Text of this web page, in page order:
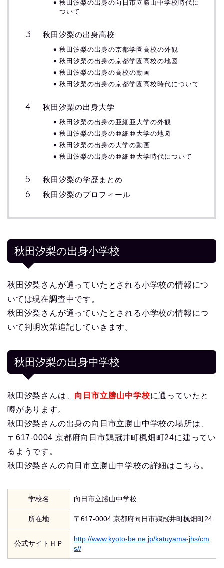
秋田汐梨の出身の向日市立勝山中学校時代に
ついて
秋田汐梨の出身高校
秋田汐梨の出身の京都学園高校の外観
秋田汐梨の出身の京都学園高校の地図
秋田汐梨の出身の高校の動画
秋田汐梨の出身の京都学園高校時代について
秋田汐梨の出身大学
秋田汐梨の出身の亜細亜大学の外観
秋田汐梨の出身の亜細亜大学の地図
秋田汐梨の出身の大学の動画
秋田汐梨の出身の亜細亜大学時代について
秋田汐梨の学歴まとめ
秋田汐梨のプロフィール
秋田汐梨の出身小学校
秋田汐梨さんが通っていたとされる小学校の情報につ
いては現在調査中です。
秋田汐梨さんが通っていたとされる小学校の情報につ
いて判明次第追記していきます。
秋田汐梨の出身中学校
秋田汐梨さんは、 向日市立勝山中学校に通っていたと
噂があります。
秋田汐梨さんの出身の向日市立勝山中学校の場所は、
〒617-0004 京都府向日市鶏冠井町楓畑町24に建ってい
るようです。
秋田汐梨さんの向日市立勝山中学校の詳細はこちら。
学校名 向日市立勝山中学校
所在地 〒617-0004 京都府向日市鶏冠井町楓畑町24
公式サイトＨＰ
http://www.kyoto-be.ne.jp/katuyama-jhs/cm
s//